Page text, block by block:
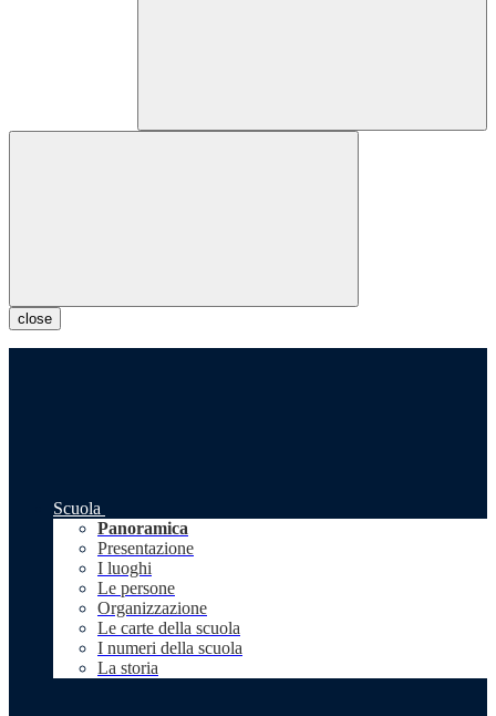
close
Scuola
Panoramica
Presentazione
I luoghi
Le persone
Organizzazione
Le carte della scuola
I numeri della scuola
La storia